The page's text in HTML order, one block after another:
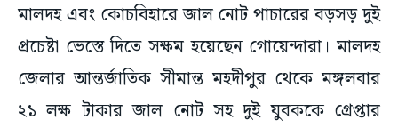
মালদহ এবং কোচবিহারে জাল নোট পাচারের বড়সড় দুই
প্রচেষ্টা ভেস্তে দিতে সক্ষম হয়েছেন গোয়েন্দারা। মালদহ
জেলার আন্তর্জাতিক সীমান্ত মহদীপুর থেকে মঙ্গলবার
২১ লক্ষ টাকার জাল নোট সহ দুই যুবককে গ্রেপ্তার